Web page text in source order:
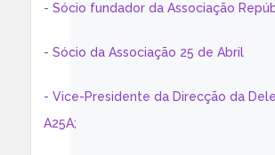
- Sócio fundador da Associação
- Sócio da Associação 25 de Abril
- Vice-Presidente da Direcção da
A25A;